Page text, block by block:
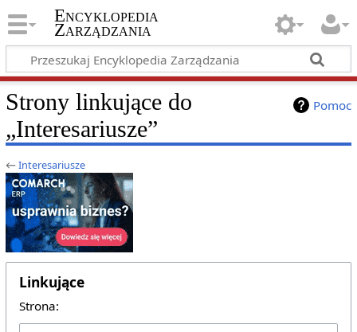
Encyklopedia
Zarządzania
Pomoc
Strony linkujące do
„Interesariusze”
←Interesariusze
Linkujące
Strona: